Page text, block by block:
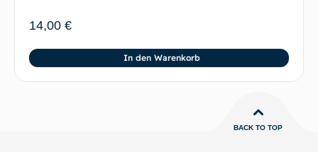
14,00 €
In den Warenkorb
BACK TO TOP